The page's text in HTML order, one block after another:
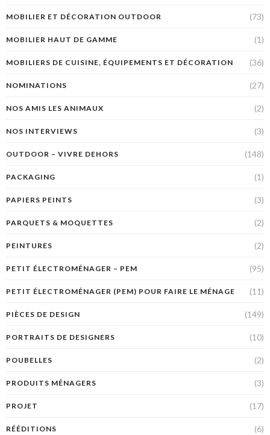
MOBILIER ET DÉCORATION OUTDOOR (73)
MOBILIER HAUT DE GAMME (1)
MOBILIERS DE CUISINE, ÉQUIPEMENTS ET DÉCORATION (36)
NOMINATIONS (27)
NOS AMIS LES ANIMAUX (2)
NOS INTERVIEWS (3)
OUTDOOR – VIVRE DEHORS (148)
PACKAGING (1)
PAPIERS PEINTS (3)
PARQUETS & MOQUETTES (2)
PEINTURES (2)
PETIT ÉLECTROMÉNAGER – PEM (95)
PETIT ÉLECTROMÉNAGER (PEM) POUR FAIRE LE MÉNAGE (11)
PIÈCES DE DESIGN (149)
PORTRAITS DE DESIGNERS (10)
POUBELLES (2)
PRODUITS MÉNAGERS (3)
PROJET (17)
RÉÉDITIONS (6)